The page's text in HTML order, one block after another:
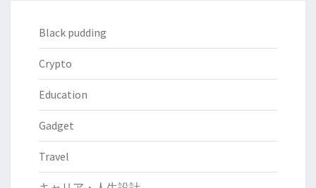
Black pudding
Crypto
Education
Gadget
Travel